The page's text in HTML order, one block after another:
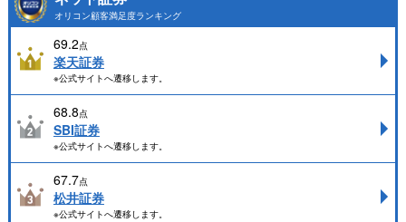
オリコン顧客満足度ランキング
69.2点
楽天証券
※公式サイトへ遷移します。
68.8点
SBI証券
※公式サイトへ遷移します。
67.7点
松井証券
※公式サイトへ遷移します。